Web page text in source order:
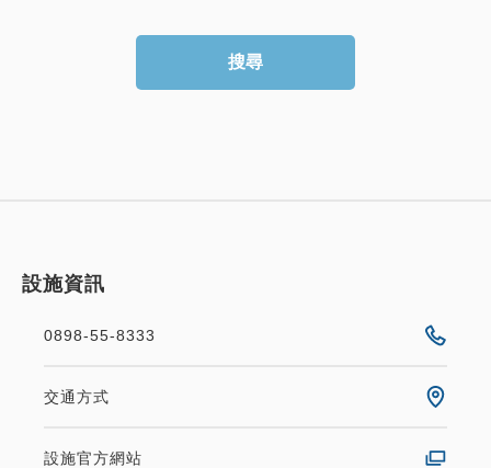
搜尋
設施資訊
0898-55-8333
交通方式
設施官方網站